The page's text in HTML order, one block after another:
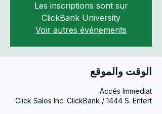
Les inscriptions sont sur
ClickBank University
Voir autres événements
الوقت والموقع
Accés Immediat
Click Sales Inc. ClickBank / 1444 S. Entert